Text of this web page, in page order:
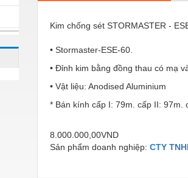
Kim chống sét STORMASTER -
• Stormaster-ESE-60.
• Đỉnh kim bằng đồng thau có mạ
• Vật liệu: Anodised Aluminium
* Bán kính cấp I: 79m. cấp II: 97m.
8.000.000,00VND
Sản phẩm doanh nghiệp: CTY